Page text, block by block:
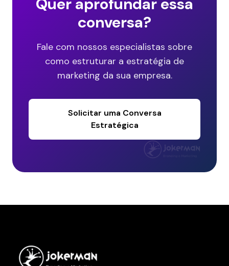
conversa?
Fale com nossos especialistas sobre
como estruturar a estratégia de
marketing da sua empresa.
Solicitar uma Conversa
Estratégica